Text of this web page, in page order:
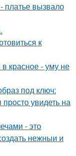
платье вызвало
к
красное - уму не
под ключ:
увидеть на
- это
нежныи и